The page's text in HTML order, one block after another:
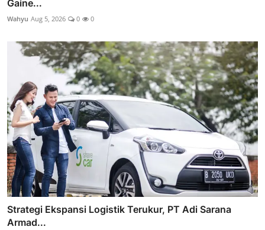
Gaine...
Wahyu Aug 5, 2026 0 0
Strategi Ekspansi Logistik Terukur, PT Adi Sarana
Armad...